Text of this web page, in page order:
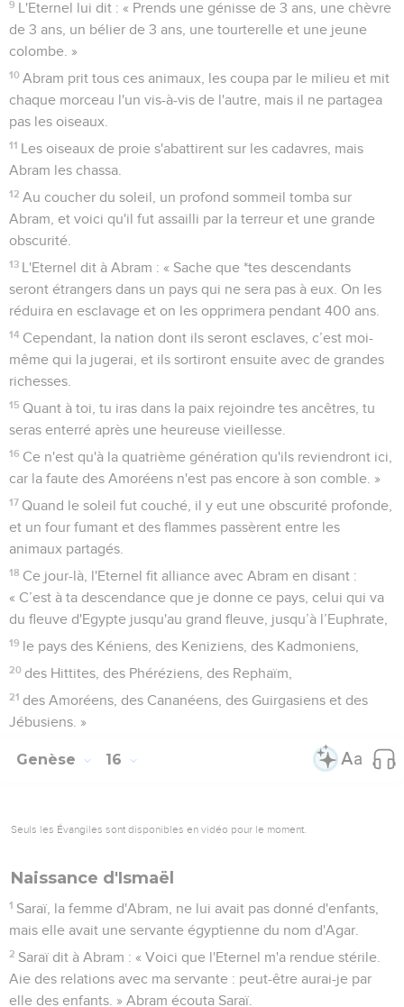
9 L'Eternel lui dit : « Prends une génisse de 3 ans, une chèvre
de 3 ans, un bélier de 3 ans, une tourterelle et une jeune
colombe. »
10 Abram prit tous ces animaux, les coupa par le milieu et mit
chaque morceau l'un vis-à-vis de l'autre, mais il ne partagea
pas les oiseaux.
11 Les oiseaux de proie s'abattirent sur les cadavres, mais
Abram les chassa.
12 Au coucher du soleil, un profond sommeil tomba sur
Abram, et voici qu'il fut assailli par la terreur et une grande
obscurité.
13 L'Eternel dit à Abram : « Sache que *tes descendants
seront étrangers dans un pays qui ne sera pas à eux. On les
réduira en esclavage et on les opprimera pendant 400 ans.
14 Cependant, la nation dont ils seront esclaves, c’est moi-
même qui la jugerai, et ils sortiront ensuite avec de grandes
richesses.
15 Quant à toi, tu iras dans la paix rejoindre tes ancêtres, tu
seras enterré après une heureuse vieillesse.
16 Ce n'est qu'à la quatrième génération qu'ils reviendront ici,
car la faute des Amoréens n'est pas encore à son comble. »
17 Quand le soleil fut couché, il y eut une obscurité profonde,
et un four fumant et des flammes passèrent entre les
animaux partagés.
18 Ce jour-là, l'Eternel fit alliance avec Abram en disant :
« C’est à ta descendance que je donne ce pays, celui qui va
du fleuve d'Egypte jusqu'au grand fleuve, jusqu’à l’Euphrate,
19 le pays des Kéniens, des Keniziens, des Kadmoniens,
20 des Hittites, des Phéréziens, des Rephaïm,
21 des Amoréens, des Cananéens, des Guirgasiens et des
Jébusiens. »
Genèse 16
Seuls les Évangiles sont disponibles en vidéo pour le moment.
Naissance d'Ismaël
1 Saraï, la femme d'Abram, ne lui avait pas donné d'enfants,
mais elle avait une servante égyptienne du nom d'Agar.
2 Saraï dit à Abram : « Voici que l'Eternel m'a rendue stérile.
Aie des relations avec ma servante : peut-être aurai-je par
elle des enfants. » Abram écouta Saraï.